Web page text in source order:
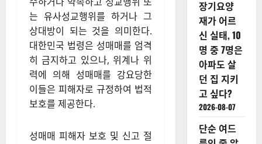
는 유사성교행위를 하거나 그
상대방이 되는 것을 의미한다.
대한민국 법령은 성매매를 엄격
히 금지하고 있으나, 위계나 위
력에 의해 성매매를 강요당한
이들은 피해자로 규정하여 법적
보호를 제공한다.
성매매 피해자 보호 및 신고 절
장기요양
재가 어르
신 실태, 10
명 중 7명은
아파도 살
던 집 지키
고 싶다?
2026-08-07
단순 여드